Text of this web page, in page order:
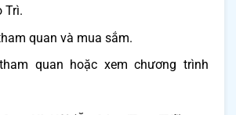
Trì.
quan và mua sắm.
quan hoặc xem chương trình